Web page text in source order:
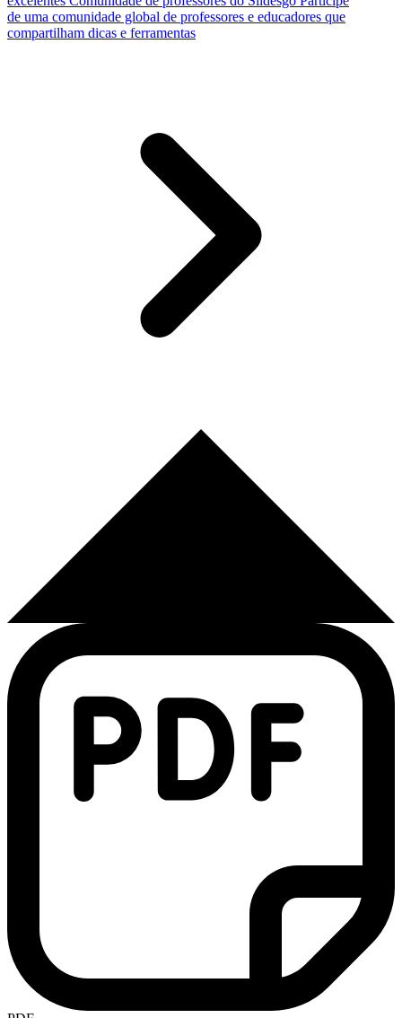
de uma comunidade global de professores e educadores que
compartilham dicas e ferramentas